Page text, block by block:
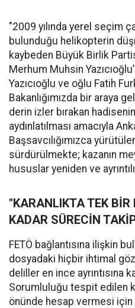
"2009 yılında yerel seçim
bulunduğu helikopterin
kaybeden Büyük Birlik
Merhum Muhsin
Yazıcıoğlu ve oğlu Fatih
Bakanlığımızda bir araya
derin izler bırakan
aydınlatılması amacıyla
Başsavcılığımızca
sürdürülmekte; kazanın
hususlar yeniden ve
"KARANLIKTA TEK
KADAR SÜRECİN
FETÖ bağlantısına ilişkin
dosyadaki hiçbir ihtimal
deliller en ince ayrıntısına
Sorumluluğu tespit edilen
önünde hesap vermesi için